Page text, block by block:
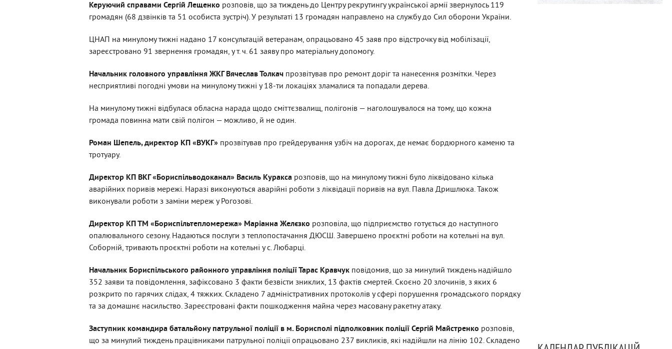
Керуючий справами Сергій Лещенко розповів, що за тижденьдо Центру рекрутингу української армії звернулось 119
громадян (68 дзвінків та 51 особиста зустріч). У результаті 13 громадян направлено на службу до Сил оборони України.
ЦНАП на минулому тижні надано 17 консультацій ветеранам, опрацьовано 45 заяв про відстрочку від мобілізації,
зареєстровано 91 звернення громадян, у т. ч. 61 заяву про матеріальну допомогу.
Начальник головного управління ЖКГ Вячеслав Толкач прозвітував про ремонт доріг та нанесення розмітки. Через
несприятливі погодні умови на минулому тижні у 18-ти локаціях зламалися та попадали дерева.
На минулому тижні відбулася обласна нарада щодо сміттєзвалищ, полігонів — наголошувалося на тому, що кожна
громада повинна мати свій полігон — можливо, й не один.
Роман Шепель, директор КП «ВУКГ» прозвітував про грейдерування узбіч на дорогах, де немає бордюрного каменю та
тротуару.
Директор КП ВКГ «Бориспільводоканал» Василь Куракса розповів, що на минулому тижні було ліквідовано кілька
аварійних поривів мережі. Наразі виконуються аварійні роботи з ліквідації поривів на вул. Павла Дришлюка. Також
виконували роботи з заміни мереж у Рогозові.
Директор КП ТМ «Бориспільтепломережа» Маріанна Желєзко розповіла, що підприємство готується до наступного
опалювального сезону. Надаються послуги з теплопостачання ДЮСШ. Завершено проєктні роботи на котельні на вул.
Соборній, тривають проєктні роботи на котельні у с. Любарці.
Начальник Бориспільського районного управління поліції Тарас Кравчук повідомив, що за минулий тиждень надійшло
352 заяви та повідомлення, зафіксовано 3 факти безвісти зниклих, 13 фактів смертей. Скоєно 20 злочинів, з яких 6
розкрито по гарячих слідах, 4 тяжких. Складено 7 адміністративних протоколів у сфері порушення громадського порядку
та за домашнє насильство. Зареєстровані факти пошкодження майна через масовану ракетну атаку.
Заступник командира батальйону патрульної поліції в м. Борисполі підполковник поліції Сергій Майстренко розповів,
що за минулий тиждень працівниками патрульної поліції опрацьовано 237 викликів, які надійшли на лінію 102. Складено